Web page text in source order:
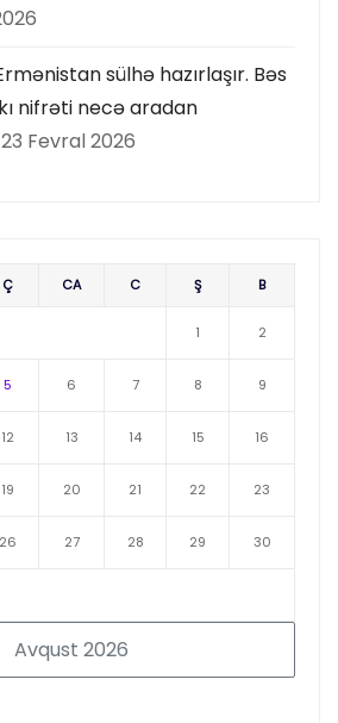
sülhə hazırlaşır. Bəs
nifrəti necə aradan
23 Fevral 2026
Avqust 2026
Ç CA C Ş B
1 2
5 6 7 8 9
12 13 14 15 16
19 20 21 22 23
26 27 28 29 30